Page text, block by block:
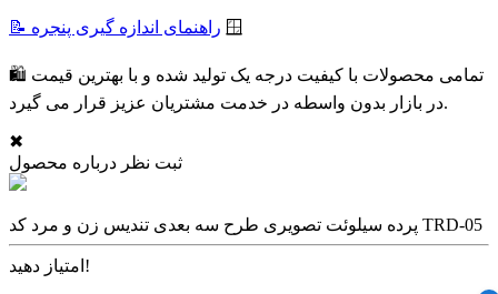
📝 راهنمای اندازه گیری پنجره 🪟
🛍 تمامی محصولات با کیفیت درجه یک تولید شده و با بهترین قیمت
در بازار بدون واسطه در خدمت مشتریان عزیز قرار می گیرد.
✖
ثبت نظر درباره محصول
پرده سیلوئت تصویری طرح سه بعدی تندیس زن و مرد کد TRD-05
امتیاز دهید!